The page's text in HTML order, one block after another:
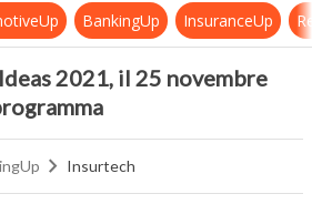
BankingUp InsuranceUp
2021, il 25 novembre
Insurtech